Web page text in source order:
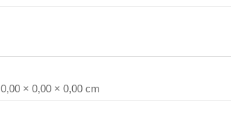
0,00 × 0,00 × 0,00 cm